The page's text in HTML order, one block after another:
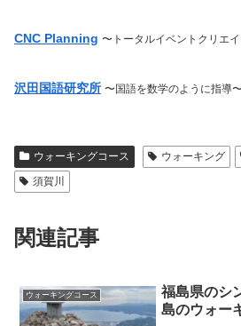
CNC Planning 〜トータルイベントクリエ
沢田国語研究所 〜国語を数学のように指導
ウォーキングコース ウォーキング
須賀川
関連記事
ウォーキングコース
福島県のシ
島のウォー